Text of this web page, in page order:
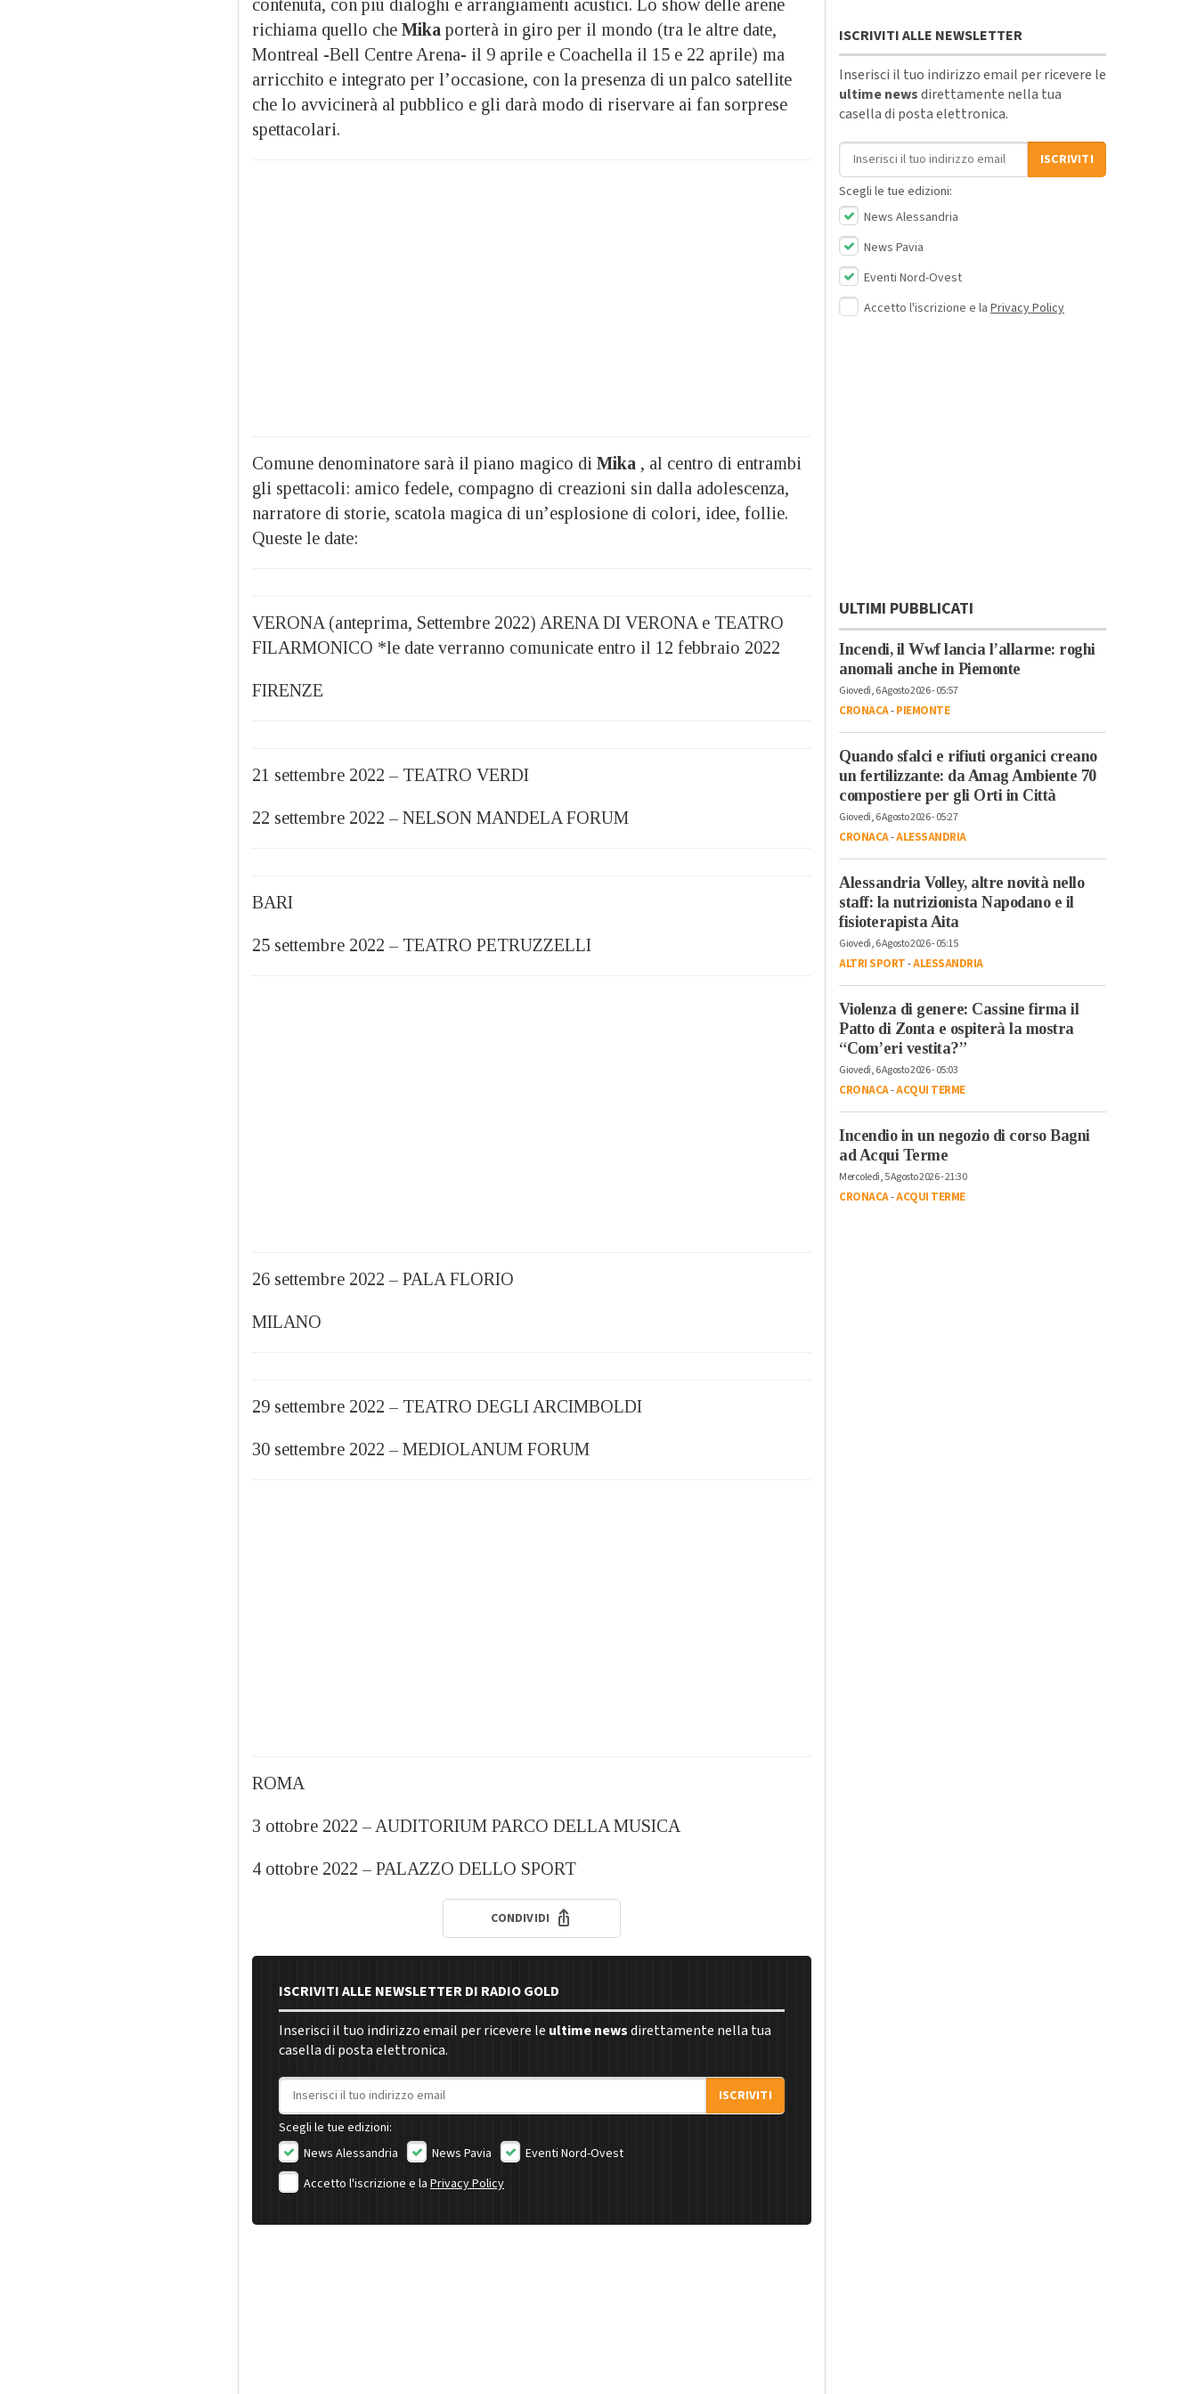
contenuta, con più dialoghi e arrangiamenti acustici. Lo show delle arene
richiama quello che Mika porterà in giro per il mondo (tra le altre date,
Montreal -Bell Centre Arena- il 9 aprile e Coachella il 15 e 22 aprile) ma
arricchito e integrato per l’occasione, con la presenza di un palco satellite
che lo avvicinerà al pubblico e gli darà modo di riservare ai fan sorprese
spettacolari.
Comune denominatore sarà il piano magico di Mika , al centro di entrambi
gli spettacoli: amico fedele, compagno di creazioni sin dalla adolescenza,
narratore di storie, scatola magica di un’esplosione di colori, idee, follie.
Queste le date:
VERONA (anteprima, Settembre 2022) ARENA DI VERONA e TEATRO
FILARMONICO *le date verranno comunicate entro il 12 febbraio 2022
FIRENZE
21 settembre 2022 – TEATRO VERDI
22 settembre 2022 – NELSON MANDELA FORUM
BARI
25 settembre 2022 – TEATRO PETRUZZELLI
26 settembre 2022 – PALA FLORIO
MILANO
29 settembre 2022 – TEATRO DEGLI ARCIMBOLDI
30 settembre 2022 – MEDIOLANUM FORUM
ROMA
3 ottobre 2022 – AUDITORIUM PARCO DELLA MUSICA
4 ottobre 2022 – PALAZZO DELLO SPORT
CONDIVIDI
ISCRIVITI ALLE NEWSLETTER DI RADIO GOLD
Inserisci il tuo indirizzo email per ricevere le ultime newsdirettamente nella tua
casella di posta elettronica.
Indirizzo email
ISCRIVITI
Scegli le tue edizioni:
News Alessandria
News Pavia
Eventi Nord-Ovest
Accetto l'iscrizione e la Privacy Policy
ISCRIVITI ALLE NEWSLETTER
Inserisci il tuo indirizzo email per ricevere le
ultime newsdirettamente nella tua
casella di posta elettronica.
Indirizzo email
ISCRIVITI
Scegli le tue edizioni:
News Alessandria
News Pavia
Eventi Nord-Ovest
Accetto l'iscrizione e la Privacy Policy
ULTIMI PUBBLICATI
Incendi, il Wwf lancia l’allarme: roghi
anomali anche in Piemonte
Giovedì, 6 Agosto 2026 - 05:57
CRONACA-PIEMONTE
Quando sfalci e rifiuti organici creano
un fertilizzante: da Amag Ambiente 70
compostiere per gli Orti in Città
Giovedì, 6 Agosto 2026 - 05:27
CRONACA-ALESSANDRIA
Alessandria Volley, altre novità nello
staff: la nutrizionista Napodano e il
fisioterapista Aita
Giovedì, 6 Agosto 2026 - 05:15
ALTRI SPORT-ALESSANDRIA
Violenza di genere: Cassine firma il
Patto di Zonta e ospiterà la mostra
“Com’eri vestita?”
Giovedì, 6 Agosto 2026 - 05:03
CRONACA-ACQUI TERME
Incendio in un negozio di corso Bagni
ad Acqui Terme
Mercoledì, 5 Agosto 2026 - 21:30
CRONACA-ACQUI TERME